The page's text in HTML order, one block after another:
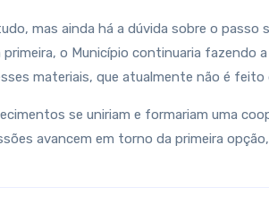
mas ainda há a dúvida sobre o
o Município continuaria fazendo
materiais, que atualmente não é feito
se uniriam e formariam uma
avancem em torno da primeira